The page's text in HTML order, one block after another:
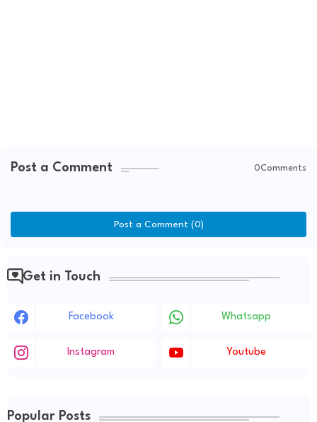
Post a Comment 0Comments
Post a Comment (0)
Get in Touch
Facebook Whatsapp
Instagram Youtube
Popular Posts